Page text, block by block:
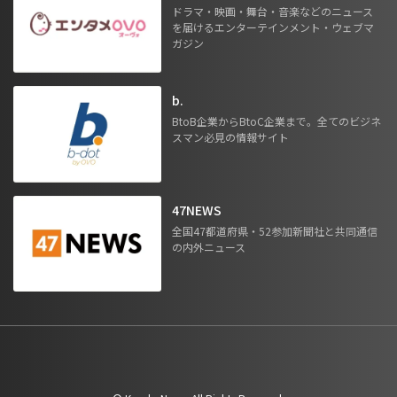
ドラマ・映画・舞台・音楽などのニュース
を届けるエンターテインメント・ウェブマ
ガジン
b.
BtoB企業からBtoC企業まで。全てのビジネ
スマン必見の情報サイト
47NEWS
全国47都道府県・52参加新聞社と共同通信
の内外ニュース